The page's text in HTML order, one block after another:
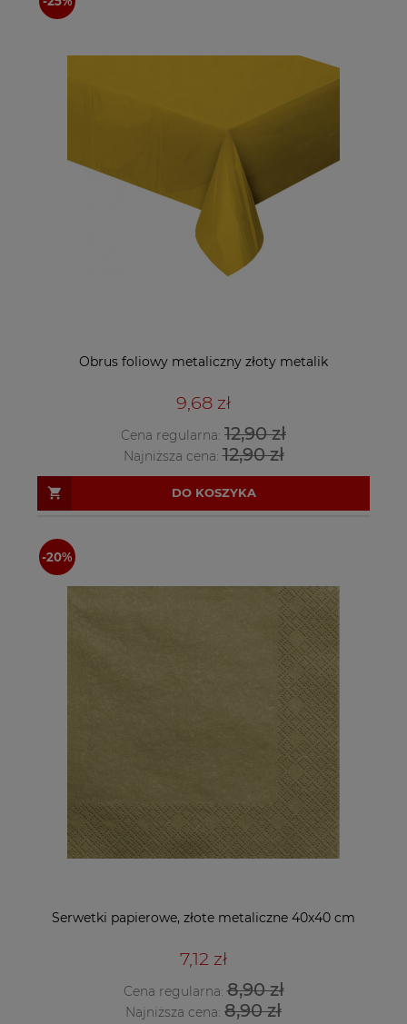
Obrus foliowy metaliczny złoty metalik
9,68 zł
Cena regularna: 12,90 zł
Najniższa cena:12,90 zł
DO KOSZYKA
Serwetki papierowe, złote metaliczne 40x40 cm
7,12 zł
Cena regularna:8,90 zł
Najniższa cena: 8,90 zł